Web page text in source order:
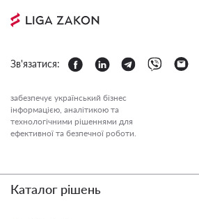
Зв'язатися:
забезпечує український бізнес
інформацією, аналітикою та
технологічними рішеннями для
ефективної та безпечної роботи.
Каталог рішень